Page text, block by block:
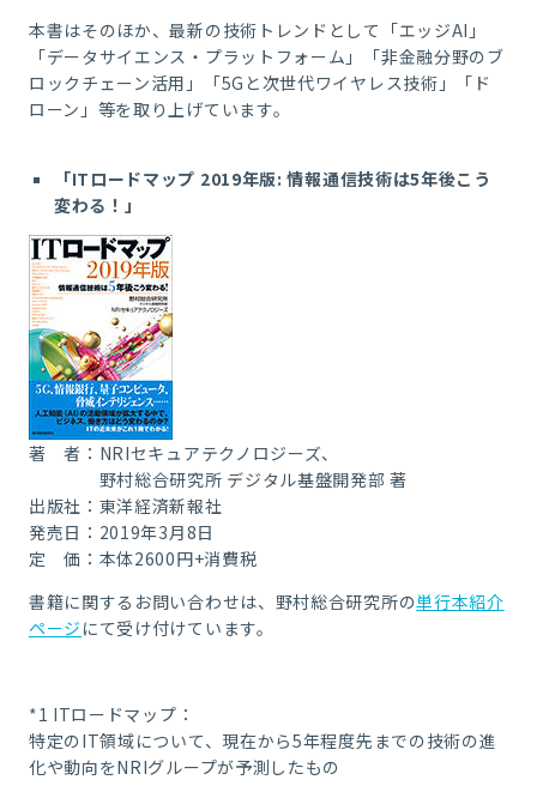
本書はそのほか、最新の技術トレンドとして「エッジAI」
「データサイエンス・プラットフォーム」「非金融分野のブ
ロックチェーン活用」「5Gと次世代ワイヤレス技術」「ド
ローン」等を取り上げています。
「ITロードマップ 2019年版: 情報通信技術は5年後こう
変わる！」
著 者：NRIセキュアテクノロジーズ、
野村総合研究所 デジタル基盤開発部 著
出版社：東洋経済新報社
発売日：2019年3月8日
定 価：本体2600円+消費税
書籍に関するお問い合わせは、野村総合研究所の単行本紹介
ページ にて受け付けています。
*1 ITロードマップ：
特定のIT領域について、現在から5年程度先までの技術の進
化や動向をNRIグループが予測したもの